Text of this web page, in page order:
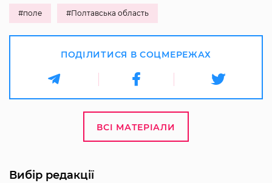
#поле #Полтавська область
ПОДІЛИТИСЯ В СОЦМЕРЕЖАХ
ВСІ МАТЕРІАЛИ
Вибір редакції